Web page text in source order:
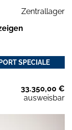
Zentrallager
SPECIALE
33.350,00 €
ausweisbar